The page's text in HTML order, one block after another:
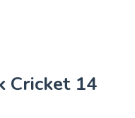
Cricket 14